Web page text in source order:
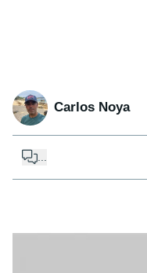
Carlos Noya